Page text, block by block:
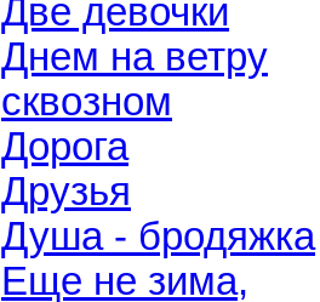
Две девочки
Днем на ветру
сквозном
Дорога
Друзья
Душа - бродяжка
Еще не зима,